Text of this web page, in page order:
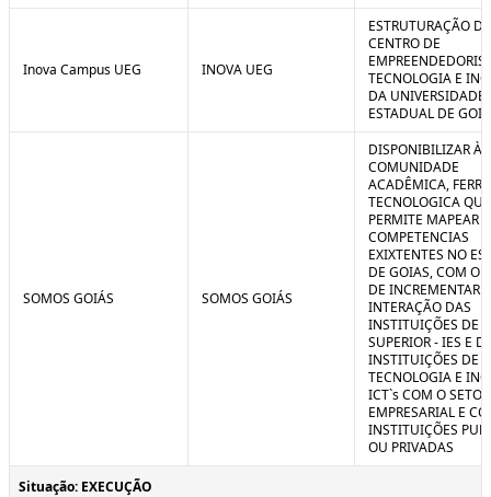
Inova Campus UEG INOVA UEG
ESTRUTURAÇÃO
CENTRO DE
TECNOLOGIA E
DA UNIVERSIDADE
ESTADUAL DE
SOMOS GOIÁS SOMOS GOIÁS
DISPONIBILIZAR À
COMUNIDADE
ACADÊMICA,
TECNOLOGICA QUE
PERMITE MAPEAR
COMPETENCIAS
EXIXTENTES NO
DE GOIAS, COM O
DE INCREMENTAR A
INTERAÇÃO DAS
INSTITUIÇÕES DE
SUPERIOR - IES E
INSTITUIÇÕES DE
TECNOLOGIA E
ICT`s COM O SETOR
EMPRESARIAL E
INSTITUIÇÕES
OU PRIVADAS
Situação: EXECUÇÃO